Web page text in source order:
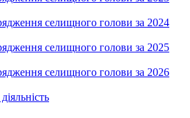
селищного голови за 2024
селищного голови за 2025
селищного голови за 2026